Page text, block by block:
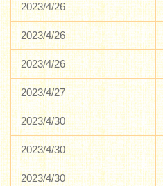
2023/4/26
2023/4/26
2023/4/26
2023/4/27
2023/4/30
2023/4/30
2023/4/30